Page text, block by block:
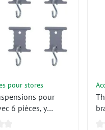
pour stores
pour
6 pièces, y